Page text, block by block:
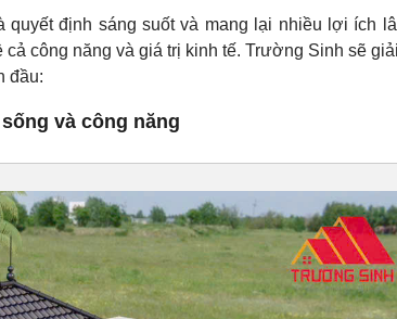
định sáng suốt và mang lại nhiều lợi ích
công năng và giá trị kinh tế. Trường Sinh sẽ
đầu:
và công năng